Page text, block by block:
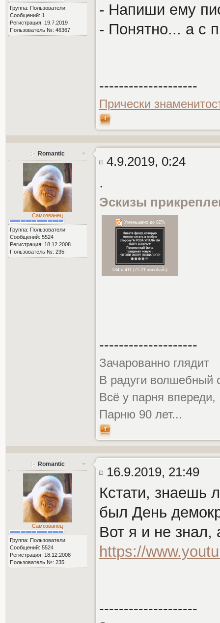
Группа: Пользователи
Сообщений: 1
Регистрация: 19.7.2019
Пользователь №: 46367
- Напиши ему
- Понятно... а с
--------------------
Прически
Romantic
Самозванец
Группа: Пользователи
Сообщений: 5524
Регистрация: 18.12.2008
Пользователь №: 235
4.9.2019, 0:24
.
Эскизы
Уменьшено до 82%
534 x 411 (75.21 килобайт)
--------------------
Зачарованно глядит
В радуги волшебный
Всё у парня впереди,
Парню 90 лет...
Romantic
Самозванец
Группа: Пользователи
Сообщений: 5524
Регистрация: 18.12.2008
Пользователь №: 235
16.9.2019, 21:49
Кстати, знаешь
был День
Вот я и не знал,
https://
--------------------